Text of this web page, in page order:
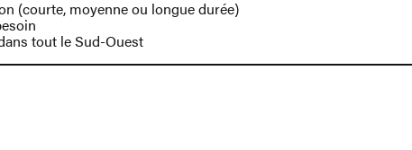
(courte, moyenne ou longue durée)
tout le Sud-Ouest